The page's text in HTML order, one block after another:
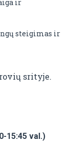
ir
steigimas ir
srityje.
15:45 val.)